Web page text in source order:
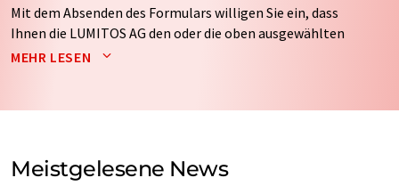
Mit dem Absenden des Formulars willigen Sie ein, dass
Ihnen die LUMITOS AG den oder die oben ausgewählten
Newsletter per E-Mail zusendet. Ihre Daten werden
auf Basis unsererDatenschutzerklärung. LUMITOS darf
Meinungsforschung per E-Mail kontaktieren. Ihre
Einwilligung können Sie jederzeit ohne Angabe von
MEHR LESEN
Meistgelesene News